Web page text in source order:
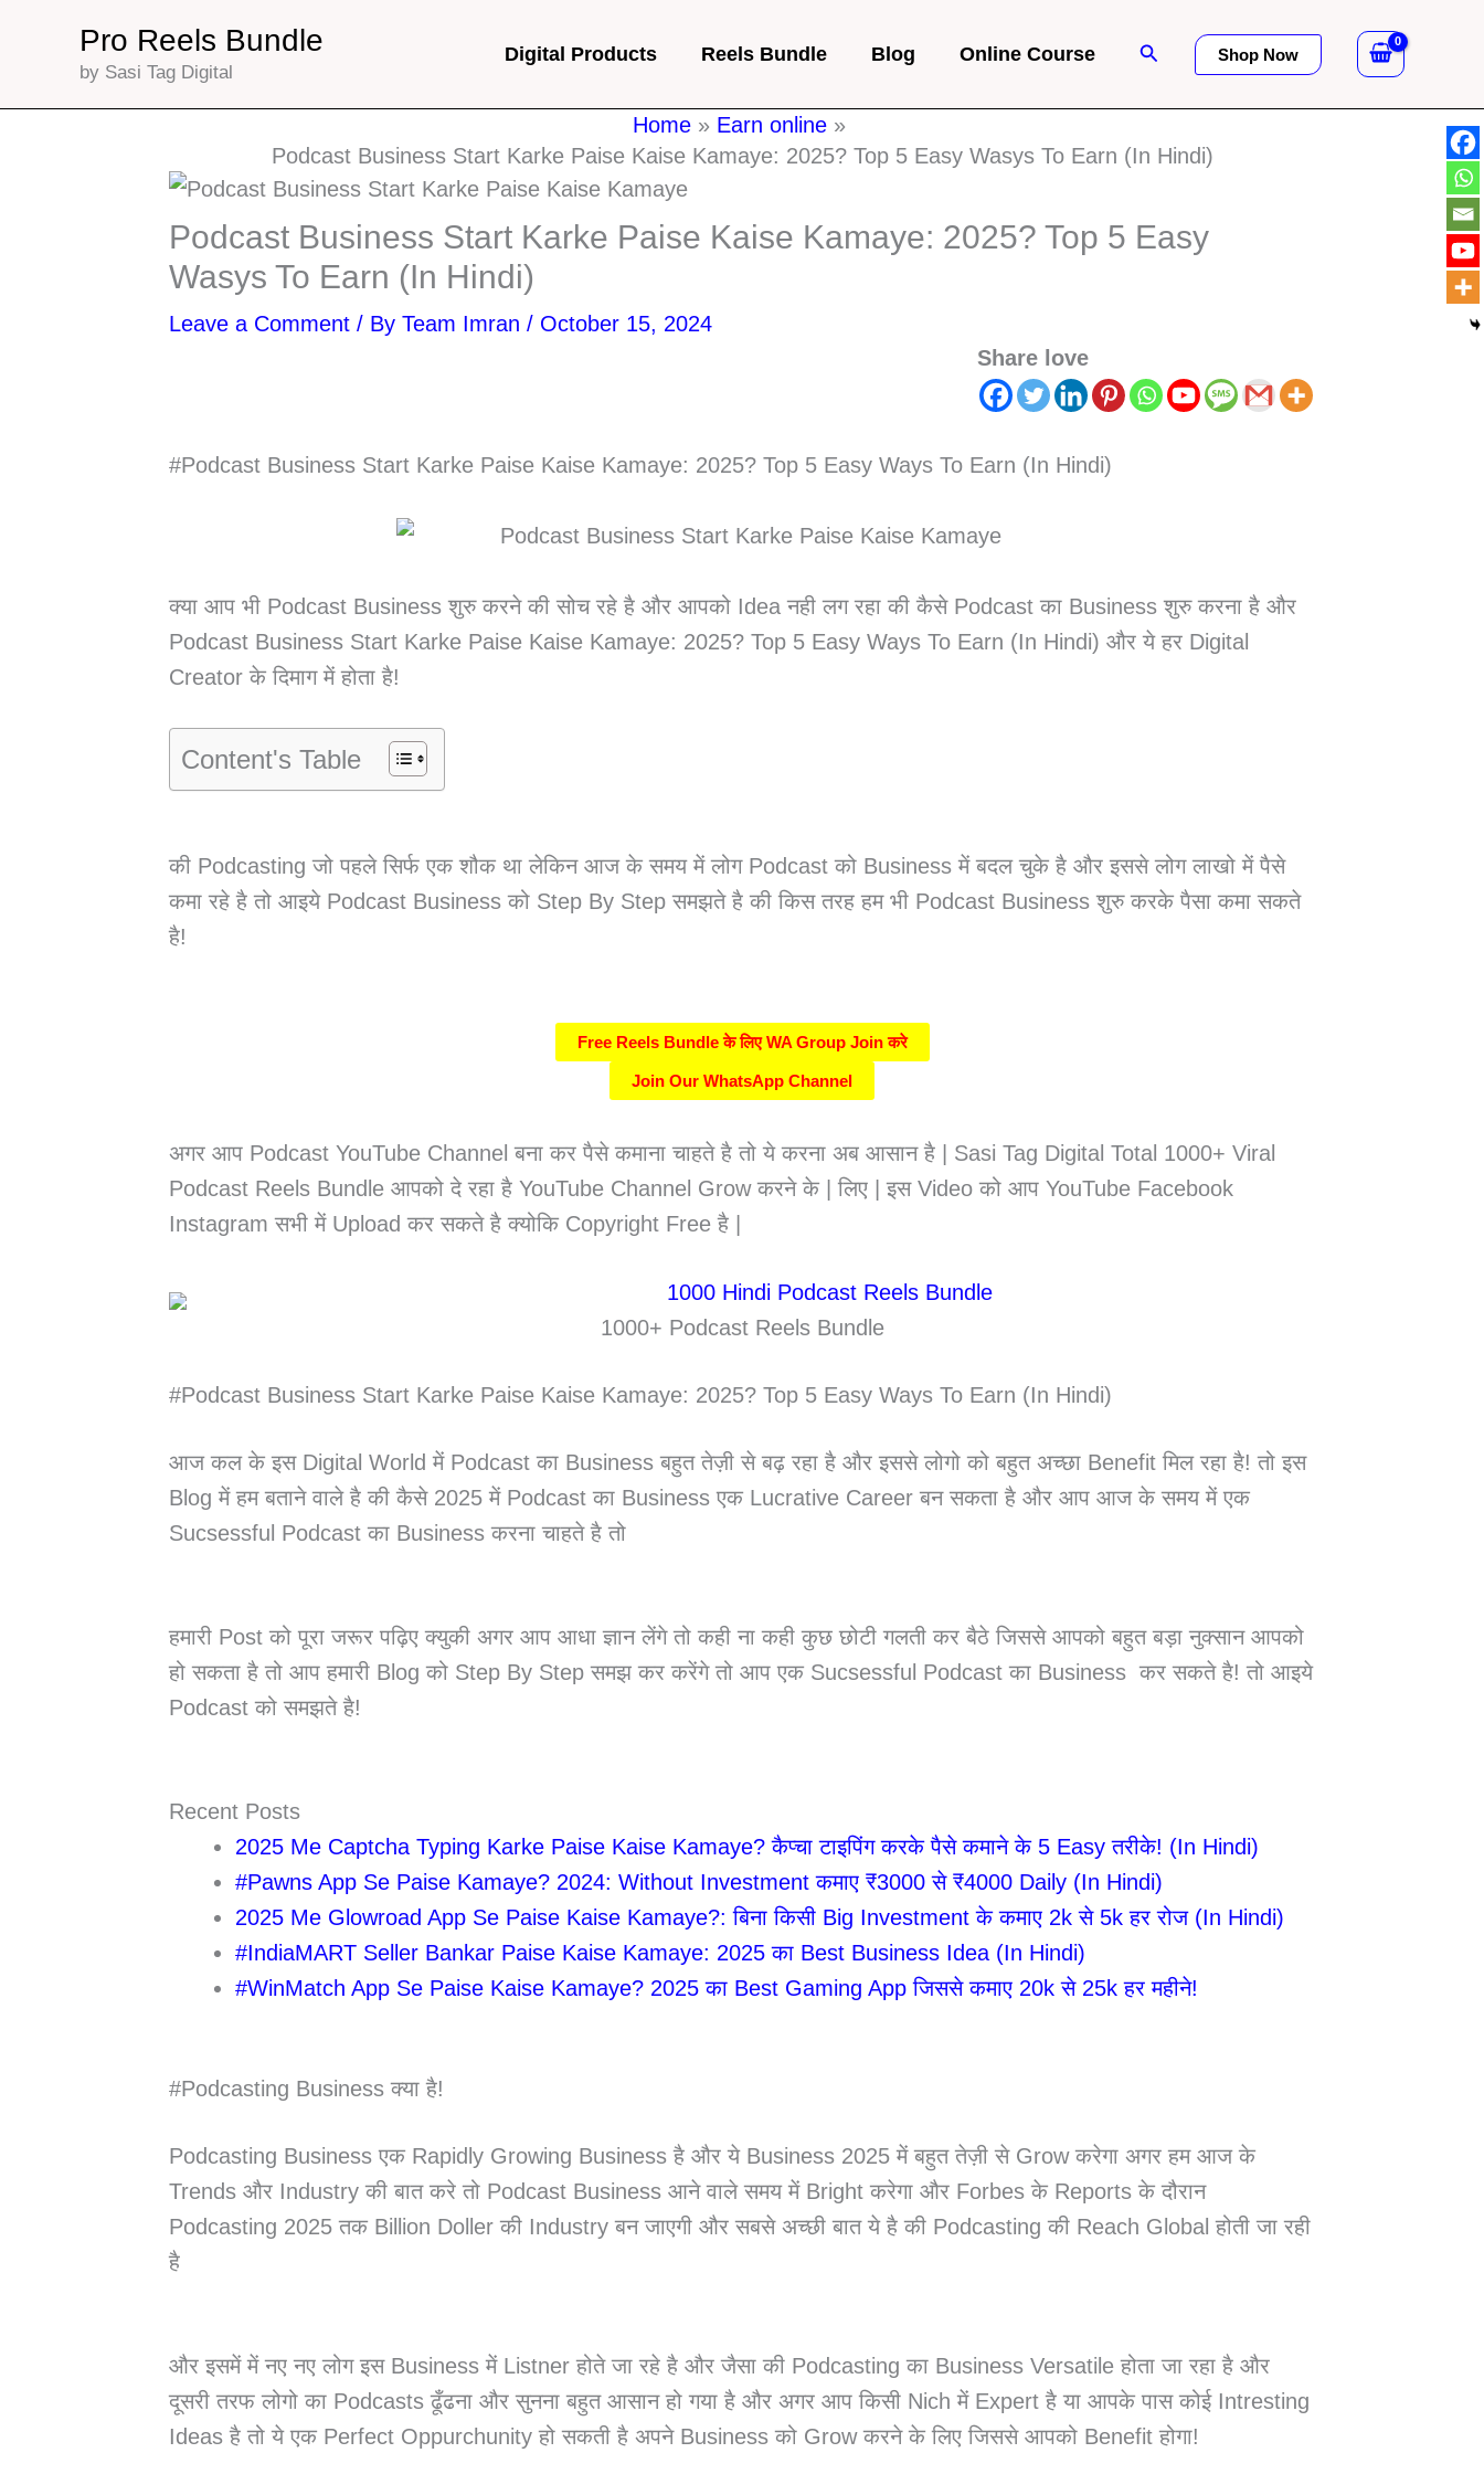
Pro Reels Bundle
by Sasi Tag Digital
Digital Products Reels Bundle Blog Online Course Search Shop Now
Home
Earn online
Podcast Business Start Karke Paise Kaise Kamaye: 2025? Top 5 Easy Wasys To Earn (In Hindi)
Podcast Business Start Karke Paise Kaise Kamaye: 2025? Top 5 Easy
Wasys To Earn (In Hindi)
Leave a Comment / By Team Imran / October 15, 2024
Share love
#Podcast Business Start Karke Paise Kaise Kamaye: 2025? Top 5 Easy Ways To Earn (In Hindi)
क्या आप भी Podcast Business शुरु करने की सोच रहे है और आपको Idea नही लग रहा की कैसे Podcast का Business शुरु करना है और
Podcast Business Start Karke Paise Kaise Kamaye: 2025? Top 5 Easy Ways To Earn (In Hindi) और ये हर Digital
Creator के दिमाग में होता है!
Content's Table
की Podcasting जो पहले सिर्फ एक शौक था लेकिन आज के समय में लोग Podcast को Business में बदल चुके है और इससे लोग लाखो में पैसे
कमा रहे है तो आइये Podcast Business को Step By Step समझते है की किस तरह हम भी Podcast Business शुरु करके पैसा कमा सकते
है!
Free Reels Bundle के लिए WA Group Join करे
Join Our WhatsApp Channel
अगर आप Podcast YouTube Channel बना कर पैसे कमाना चाहते है तो ये करना अब आसान है | Sasi Tag Digital Total 1000+ Viral
Podcast Reels Bundle आपको दे रहा है YouTube Channel Grow करने के | लिए | इस Video को आप YouTube Facebook
Instagram सभी में Upload कर सकते है क्योकि Copyright Free है |
1000+ Podcast Reels Bundle
#Podcast Business Start Karke Paise Kaise Kamaye: 2025? Top 5 Easy Ways To Earn (In Hindi)
आज कल के इस Digital World में Podcast का Business बहुत तेज़ी से बढ़ रहा है और इससे लोगो को बहुत अच्छा Benefit मिल रहा है! तो इस
Blog में हम बताने वाले है की कैसे 2025 में Podcast का Business एक Lucrative Career बन सकता है और आप आज के समय में एक
Sucsessful Podcast का Business करना चाहते है तो
हमारी Post को पूरा जरूर पढ़िए क्युकी अगर आप आधा ज्ञान लेंगे तो कही ना कही कुछ छोटी गलती कर बैठे जिससे आपको बहुत बड़ा नुक्सान आपको
हो सकता है तो आप हमारी Blog को Step By Step समझ कर करेंगे तो आप एक Sucsessful Podcast का Business कर सकते है! तो आइये
Podcast को समझते है!
Recent Posts
2025 Me Captcha Typing Karke Paise Kaise Kamaye? कैप्चा टाइपिंग करके पैसे कमाने के 5 Easy तरीके! (In Hindi)
#Pawns App Se Paise Kamaye? 2024: Without Investment कमाए ₹3000 से ₹4000 Daily (In Hindi)
2025 Me Glowroad App Se Paise Kaise Kamaye?: बिना किसी Big Investment के कमाए 2k से 5k हर रोज (In Hindi)
#IndiaMART Seller Bankar Paise Kaise Kamaye: 2025 का Best Business Idea (In Hindi)
#WinMatch App Se Paise Kaise Kamaye? 2025 का Best Gaming App जिससे कमाए 20k से 25k हर महीने!
#Podcasting Business क्या है!
Podcasting Business एक Rapidly Growing Business है और ये Business 2025 में बहुत तेज़ी से Grow करेगा अगर हम आज के
Trends और Industry की बात करे तो Podcast Business आने वाले समय में Bright करेगा और Forbes के Reports के दौरान
Podcasting 2025 तक Billion Doller की Industry बन जाएगी और सबसे अच्छी बात ये है की Podcasting की Reach Global होती जा रही
है
और इसमें में नए नए लोग इस Business में Listner होते जा रहे है और जैसा की Podcasting का Business Versatile होता जा रहा है और
दूसरी तरफ लोगो का Podcasts ढूँढना और सुनना बहुत आसान हो गया है और अगर आप किसी Nich में Expert है या आपके पास कोई Intresting
Ideas है तो ये एक Perfect Oppurchunity हो सकती है अपने Business को Grow करने के लिए जिससे आपको Benefit होगा!